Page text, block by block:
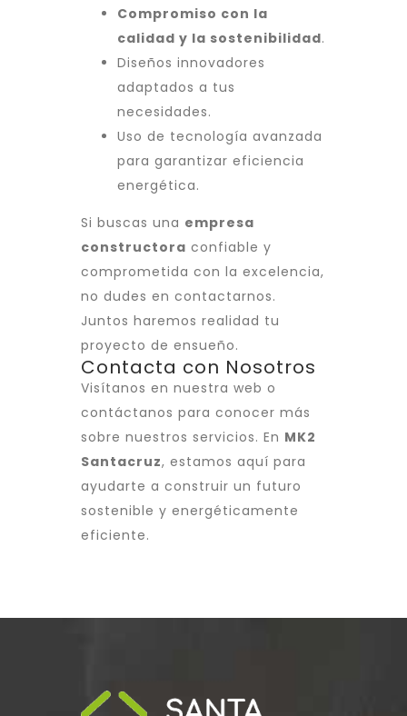
Compromiso con la
calidad y la sostenibilidad.
Diseños innovadores
adaptados a tus
necesidades.
Uso de tecnología avanzada
para garantizar eficiencia
energética.
Si buscas una empresa
constructora confiable y
comprometida con la excelencia,
no dudes en contactarnos.
Juntos haremos realidad tu
proyecto de ensueño.
Contacta con Nosotros
Visítanos en nuestra web o
contáctanos para conocer más
sobre nuestros servicios. En MK2
Santacruz, estamos aquí para
ayudarte a construir un futuro
sostenible y energéticamente
eficiente.